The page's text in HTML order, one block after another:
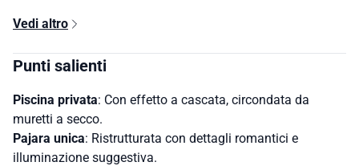
Vedi altro
Punti salienti
Piscina privata: Con effetto a cascata, circondata da
muretti a secco.
Pajara unica: Ristrutturata con dettagli romantici e
illuminazione suggestiva.